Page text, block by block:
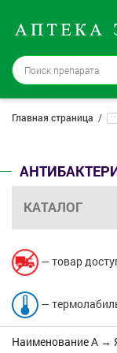
Санкт-
Доставка и
Способ
Эвалар
Косметика
Главная страница
КАТАЛОГ
— товар
—
Наименование А →